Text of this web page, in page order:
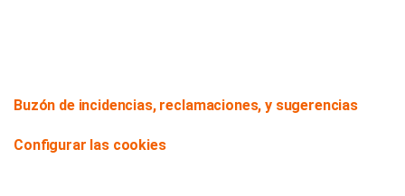
Buzón de incidencias, reclamaciones, y sugerencias
Configurar las cookies